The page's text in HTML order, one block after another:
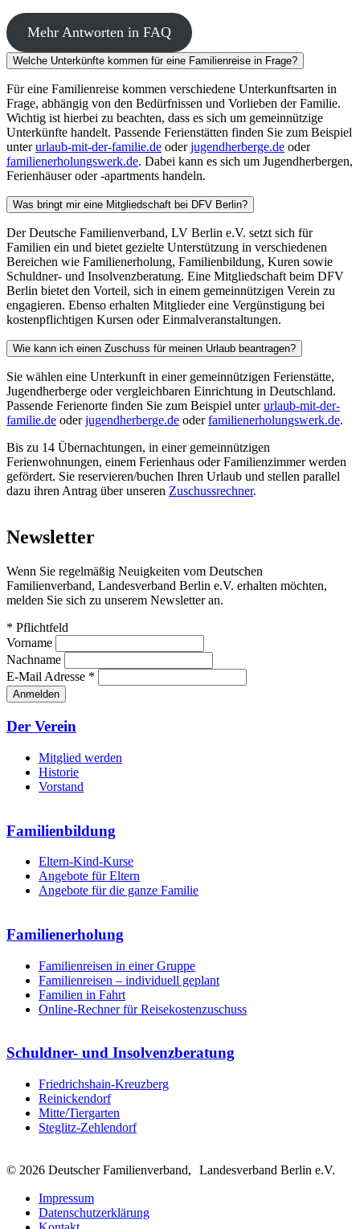
Mehr Antworten in FAQ
Welche Unterkünfte kommen für eine Familienreise in Frage?
Für eine Familienreise kommen verschiedene Unterkunftsarten in
Frage, abhängig von den Bedürfnissen und Vorlieben der Familie.
Wichtig ist hierbei zu beachten, dass es sich um gemeinnützige
Unterkünfte handelt. Passende Ferienstätten finden Sie zum Beispiel
unterurlaub-mit-der-familie.de oderjugendherberge.de oder
familienerholungswerk.de. Dabei kann es sich um Jugendherbergen,
Ferienhäuser oder -apartments handeln.
Was bringt mir eine Mitgliedschaft bei DFV Berlin?
Der Deutsche Familienverband, LV Berlin e.V. setzt sich für
Familien ein und bietet gezielte Unterstützung in verschiedenen
Bereichen wie Familienerholung, Familienbildung, Kuren sowie
Schuldner- und Insolvenzberatung. Eine Mitgliedschaft beim DFV
Berlin bietet den Vorteil, sich in einem gemeinnützigen Verein zu
engagieren. Ebenso erhalten Mitglieder eine Vergünstigung bei
kostenpflichtigen Kursen oder Einmalveranstaltungen.
Wie kann ich einen Zuschuss für meinen Urlaub beantragen?
Sie wählen eine Unterkunft in einer gemeinnützigen Ferienstätte,
Jugendherberge oder vergleichbaren Einrichtung in Deutschland.
Passende Ferienorte finden Sie zum Beispiel unterurlaub-mit-der-
familie.de oderjugendherberge.de oderfamilienerholungswerk.de.
Bis zu 14 Übernachtungen, in einer gemeinnützigen
Ferienwohnungen, einem Ferienhaus oder Familienzimmer werden
gefördert. Sie reservieren/buchen Ihren Urlaub und stellen parallel
dazu ihren Antrag über unseren Zuschussrechner.
Newsletter
Wenn Sie regelmäßig Neuigkeiten vom Deutschen
Familienverband, Landesverband Berlin e.V. erhalten möchten,
melden Sie sich zu unserem Newsletter an.
* Pflichtfeld
Vorname
Nachname
E-Mail Adresse *
Der Verein
Mitglied werden
Historie
Vorstand
Familienbildung
Eltern-Kind-Kurse
Angebote für Eltern
Angebote für die ganze Familie
Familienerholung
Familienreisen in einer Gruppe
Familienreisen – individuell geplant
Familien in Fahrt
Online-Rechner für Reisekostenzuschuss
Schuldner- und Insolvenzberatung
Friedrichshain-Kreuzberg
Reinickendorf
Mitte/Tiergarten
Steglitz-Zehlendorf
© 2026 Deutscher Familienverband, Landesverband Berlin e.V.
Impressum
Datenschutzerklärung